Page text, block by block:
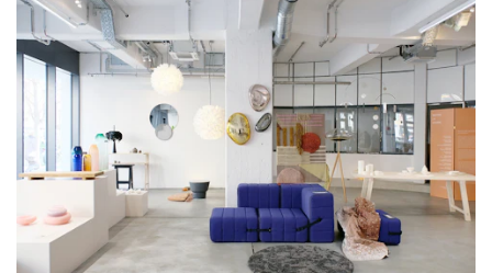
Kräuter- und Rosenbeeten, flachen Betontreppen, Gebäuden
und Terrassen, finden hier regelmäßig Theatervorstellungen und
andere Veranstaltungen statt. Eine schwimmende Insel im
kleineren Becken wird dann als Bühne genutzt. Ein Ort, der in
Erinnerung bleibt&hellip